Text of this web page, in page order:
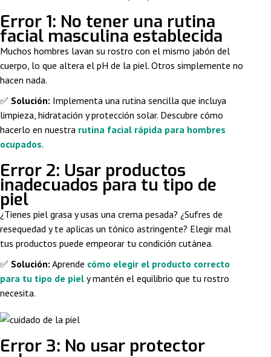
Error 1: No tener una rutina
facial masculina establecida
Muchos hombres lavan su rostro con el mismo jabón del
cuerpo, lo que altera el pH de la piel. Otros simplemente no
hacen nada.
✅ Solución: Implementa una rutina sencilla que incluya
limpieza, hidratación y protección solar. Descubre cómo
hacerlo en nuestra rutina facial rápida para hombres
ocupados.
Error 2: Usar productos
inadecuados para tu tipo de
piel
¿Tienes piel grasa y usas una crema pesada? ¿Sufres de
resequedad y te aplicas un tónico astringente? Elegir mal
tus productos puede empeorar tu condición cutánea.
✅ Solución: Aprende cómo elegir el producto correcto
para tu tipo de piel y mantén el equilibrio que tu rostro
necesita.
Error 3: No usar protector